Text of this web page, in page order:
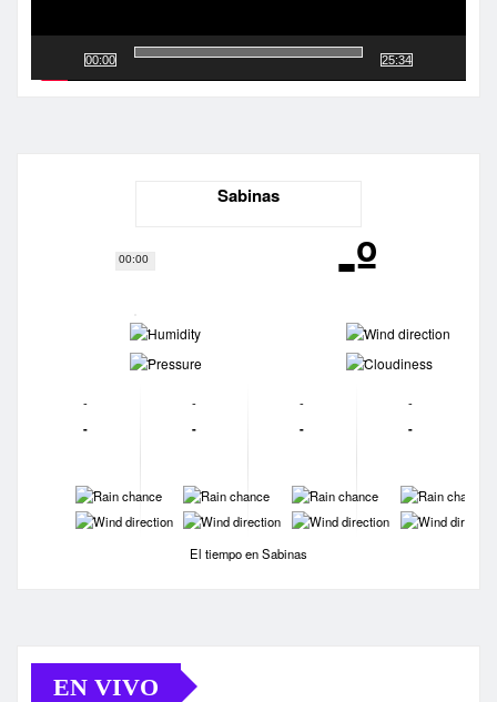
00:00
00:00
25:34
Sabinas
-º
-
-
-
-
-
-
-
-
-
-
-
-
-
-
-
-
-
-
-
-
El tiempo en Sabinas
EN VIVO